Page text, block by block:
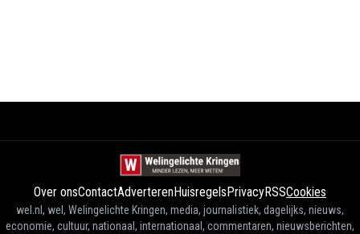
Over onsContactAdverterenHuisregelsPrivacyRSSCookies
wel.nl, wel, Welingelichte Kringen, media, journalistiek, dagelijks, nieuws,
economie, cultuur, nationaal, internationaal, commentaren, nieuwsberichten,